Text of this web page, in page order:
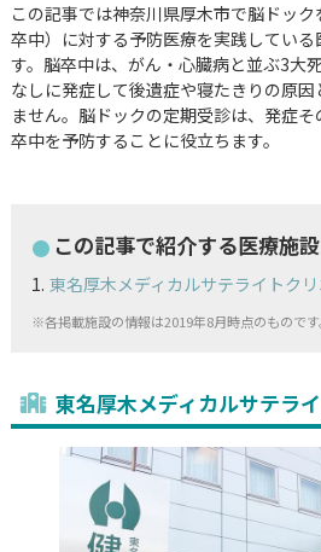
この記事では神奈川県厚木市で脳ドッ
卒中）に対する予防医療を実践してい
す。脳卒中は、がん・心臓病と並ぶ3大
なしに発症して後遺症や寝たきりの原
ません。脳ドックの定期受診は、発症
卒中を予防することに役立ちます。
この記事で紹介する医療施設
東名厚木メディカルサテライトク
※各掲載施設の情報は2019年8月時点のもので
東名厚木メディカルサテラ